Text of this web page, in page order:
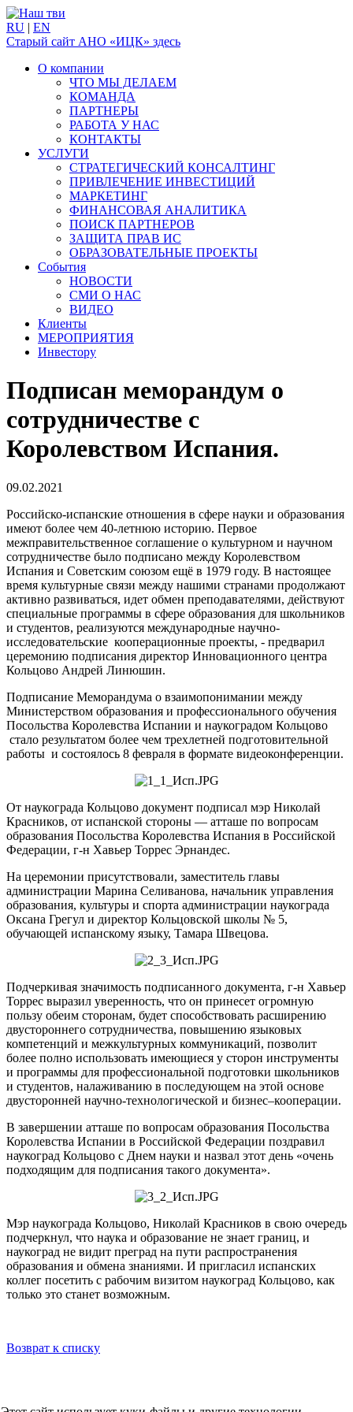
RU | EN
Старый сайт АНО «ИЦК» здесь
О компании
ЧТО МЫ ДЕЛАЕМ
КОМАНДА
ПАРТНЕРЫ
РАБОТА У НАС
КОНТАКТЫ
УСЛУГИ
СТРАТЕГИЧЕСКИЙ КОНСАЛТИНГ
ПРИВЛЕЧЕНИЕ ИНВЕСТИЦИЙ
МАРКЕТИНГ
ФИНАНСОВАЯ АНАЛИТИКА
ПОИСК ПАРТНЕРОВ
ЗАЩИТА ПРАВ ИС
ОБРАЗОВАТЕЛЬНЫЕ ПРОЕКТЫ
События
НОВОСТИ
СМИ О НАС
ВИДЕО
Клиенты
МЕРОПРИЯТИЯ
Инвестору
Подписан меморандум о
сотрудничестве с
Королевством Испания.
09.02.2021
Российско-испанские отношения в сфере науки и образования
имеют более чем 40-летнюю историю. Первое
межправительственное соглашение о культурном и научном
сотрудничестве было подписано между Королевством
Испания и Советским союзом ещё в 1979 году. В настоящее
время культурные связи между нашими странами продолжают
активно развиваться, идет обмен преподавателями, действуют
специальные программы в сфере образования для школьников
и студентов, реализуются международные научно-
исследовательские кооперационные проекты, - предварил
церемонию подписания директор Инновационного центра
Кольцово Андрей Линюшин.
Подписание Меморандума о взаимопонимании между
Министерством образования и профессионального обучения
Посольства Королевства Испании и наукоградом Кольцово
стало результатом более чем трехлетней подготовительной
работы и состоялось 8 февраля в формате видеоконференции.
От наукограда Кольцово документ подписал мэр Николай
Красников, от испанской стороны — атташе по вопросам
образования Посольства Королевства Испания в Российской
Федерации, г-н Хавьер Торрес Эрнандес.
На церемонии присутствовали, заместитель главы
администрации Марина Селиванова, начальник управления
образования, культуры и спорта администрации наукограда
Оксана Грегул и директор Кольцовской школы № 5,
обучающей испанскому языку, Тамара Швецова.
Подчеркивая значимость подписанного документа, г-н Хавьер
Торрес выразил уверенность, что он принесет огромную
пользу обеим сторонам, будет способствовать расширению
двустороннего сотрудничества, повышению языковых
компетенций и межкультурных коммуникаций, позволит
более полно использовать имеющиеся у сторон инструменты
и программы для профессиональной подготовки школьников
и студентов, налаживанию в последующем на этой основе
двусторонней научно-технологической и бизнес–кооперации.
В завершении атташе по вопросам образования Посольства
Королевства Испании в Российской Федерации поздравил
наукоград Кольцово с Днем науки и назвал этот день «очень
подходящим для подписания такого документа».
Мэр наукограда Кольцово, Николай Красников в свою очередь
подчеркнул, что наука и образование не знает границ, и
наукоград не видит преград на пути распространения
образования и обмена знаниями. И пригласил испанских
коллег посетить с рабочим визитом наукоград Кольцово, как
только это станет возможным.
Возврат к списку